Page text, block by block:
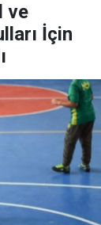
ve
İçin